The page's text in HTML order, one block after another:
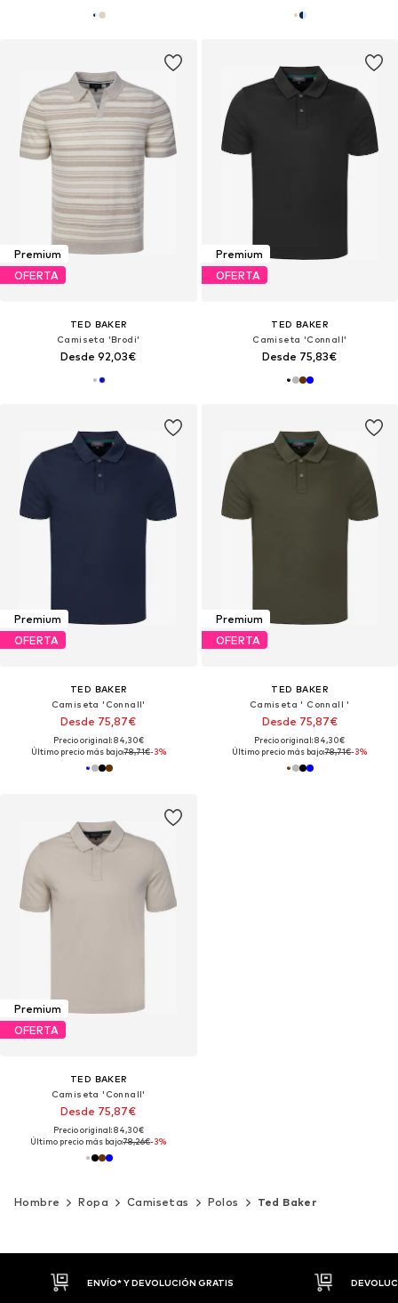
Premium
OFERTA
TED BAKER
Camiseta 'Brodi'
Desde 92,03€
Premium
OFERTA
TED BAKER
Camiseta 'Connall'
Desde 75,83€
Premium
OFERTA
TED BAKER
Camiseta 'Connall'
Desde 75,87€
Precio original: 84,30€
Último precio más bajo:78,71€-3%
Premium
OFERTA
TED BAKER
Camiseta ' Connall '
Desde 75,87€
Precio original: 84,30€
Último precio más bajo:78,71€-3%
Premium
OFERTA
TED BAKER
Camiseta 'Connall'
Desde 75,87€
Precio original: 84,30€
Último precio más bajo:78,26€-3%
Hombre Ropa Camisetas Polos Ted Baker
DEVOLUCIONES HASTA 30 DÍAS